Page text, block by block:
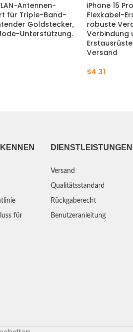
Antennen-
für Triple-Band-
Goldstecker,
Unterstützung.
iPhone 15
Flexkabel-
robuste
Verbindung
Versand
$4.31
für
DIENSTLEISTUNGEN
Versand
Qualitätsstandard
Rückgaberecht
Benutzeranleitung